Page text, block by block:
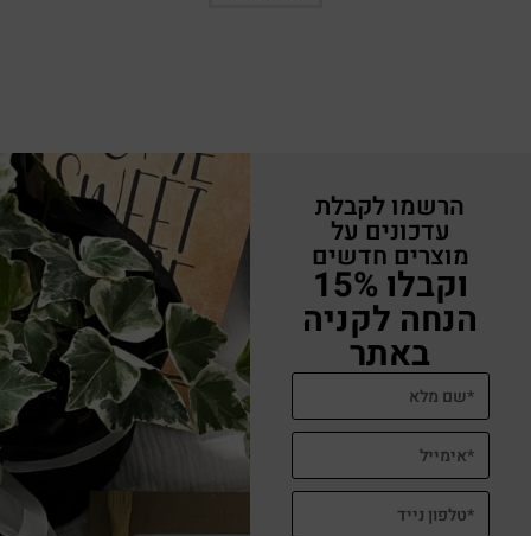
הרשמו לקבלת
עדכונים על
מוצרים חדשים
וקבלו 15%
הנחה לקניה
באתר